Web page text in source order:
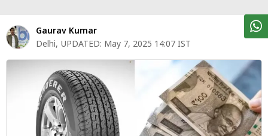
बाज़ार
ट्रेंडिंग
बिजनेस
न्यूज
Gaurav Kumar
Delhi, UPDATED: May 7, 2025 14:07 IST